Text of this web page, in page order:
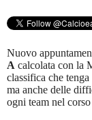
Nuovo
A calcolata con la
classifica che
ma anche delle
ogni team nel